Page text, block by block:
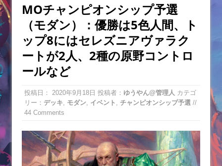
MOチャンピオンシップ予選
（モダン）：優勝は5色人間、ト
ップ8にはセレズニアヴァラク
ートが2人、2種の原野コントロ
ールなど
投稿日： 2020年9月18日 投稿者： ゆうやん@管理人 カテゴ
リー： デッキ モダン イベント チャンピオンシップ予選 //
44 Comments